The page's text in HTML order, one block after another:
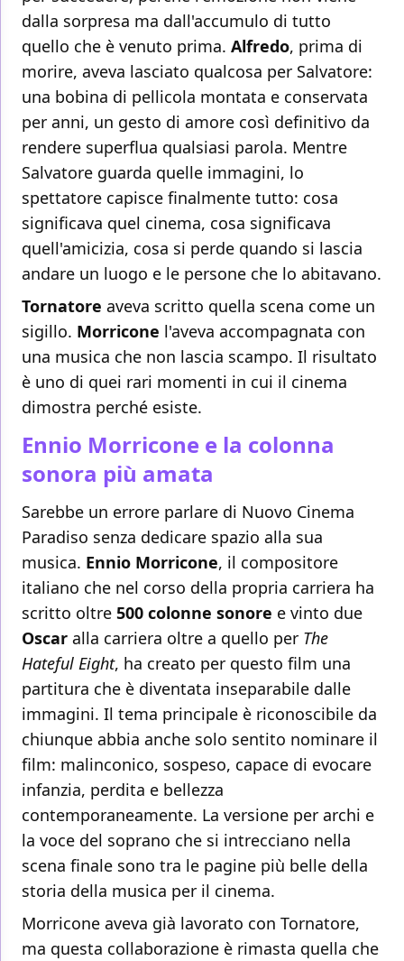
dalla sorpresa ma dall'accumulo di tutto
quello che è venuto prima. Alfredo, prima di
morire, aveva lasciato qualcosa per Salvatore:
una bobina di pellicola montata e conservata
per anni, un gesto di amore così definitivo da
rendere superflua qualsiasi parola. Mentre
Salvatore guarda quelle immagini, lo
spettatore capisce finalmente tutto: cosa
significava quel cinema, cosa significava
quell'amicizia, cosa si perde quando si lascia
andare un luogo e le persone che lo abitavano.
Tornatore aveva scritto quella scena come un
sigillo. Morricone l'aveva accompagnata con
una musica che non lascia scampo. Il risultato
è uno di quei rari momenti in cui il cinema
dimostra perché esiste.
Ennio Morricone e la colonna
sonora più amata
Sarebbe un errore parlare di Nuovo Cinema
Paradiso senza dedicare spazio alla sua
musica. Ennio Morricone, il compositore
italiano che nel corso della propria carriera ha
scritto oltre 500 colonne sonore e vinto due
Oscar alla carriera oltre a quello per The
Hateful Eight, ha creato per questo film una
partitura che è diventata inseparabile dalle
immagini. Il tema principale è riconoscibile da
chiunque abbia anche solo sentito nominare il
film: malinconico, sospeso, capace di evocare
infanzia, perdita e bellezza
contemporaneamente. La versione per archi e
la voce del soprano che si intrecciano nella
scena finale sono tra le pagine più belle della
storia della musica per il cinema.
Morricone aveva già lavorato con Tornatore,
ma questa collaborazione è rimasta quella che